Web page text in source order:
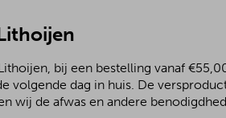
bij een bestelling vanaf
volgende dag in huis. De
wij de afwas en andere